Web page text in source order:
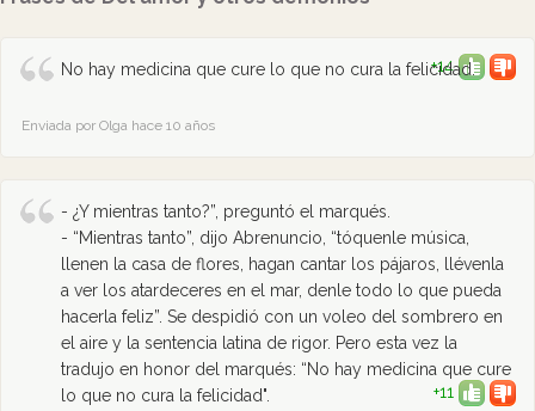
No hay medicina que cure lo que no cura la felicidad.
+14
Enviada por Olga hace 10 años
- ¿Y mientras tanto?”, preguntó el marqués.
- “Mientras tanto”, dijo Abrenuncio, “tóquenle música,
llenen la casa de flores, hagan cantar los pájaros, llévenla
a ver los atardeceres en el mar, denle todo lo que pueda
hacerla feliz”. Se despidió con un voleo del sombrero en
el aire y la sentencia latina de rigor. Pero esta vez la
tradujo en honor del marqués: “No hay medicina que cure
lo que no cura la felicidad".
+11